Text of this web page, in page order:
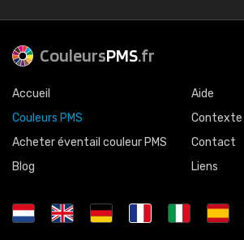
CouleursPMS.fr
Accueil
Couleurs PMS
Acheter éventail couleur PMS
Blog
Aide
Contexte
Contact
Liens